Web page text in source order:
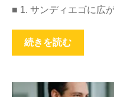
■ 1. サンディエゴに広
続きを読む